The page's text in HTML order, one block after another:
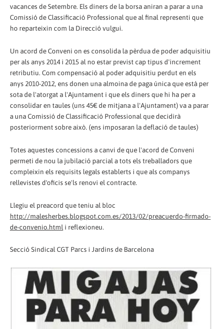
vacances de Setembre. Els diners de la borsa aniran a parar a una
Comissió de Classificació Professional que al final representi que
ho reparteixin com la Direcció vulgui.
Un acord de Conveni on es consolida la pèrdua de poder adquisitiu
per als anys 2014 i 2015 al no estar previst cap tipus d'increment
retributiu. Com compensació al poder adquisitiu perdut en els
anys 2010-2012, ens donen una almoina de paga única que està per
sota de l'atorgat a l'Ajuntament i que els diners que hi ha per a
consolidar en taules (uns 45€ de mitjana a l'Ajuntament) va a parar
a una Comissió de Classificació Professional que decidirà
posteriorment sobre això. (ens imposaran la deflació de taules)
Totes aquestes concessions a canvi de que l'acord de Conveni
permeti de nou la jubilació parcial a tots els treballadors que
compleixin els requisits legals establerts i que als companys
rellevistes d'oficis se'ls renovi el contracte.
Llegiu el preacord que teniu al bloc
http://malesherbes.blogspot.com.es/2013/02/preacuerdo-firmado-
de-convenio.html i reflexioneu.
Secció Sindical CGT Parcs i Jardins de Barcelona